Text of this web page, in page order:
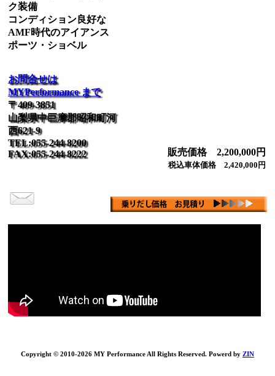
ク装備
コンディション良好な
AMF時代のアイアンス
ポーツ・ショベル
お問合せは
MYPerformance まで
〒409-3851
山梨県中巨摩郡昭和町河
西621-9
TEL:055-244-8200
FAX:055-244-8222
販売価格 2,200,000円
税込車体価格 2,420,000円
Copyright © 2010-2026 MY Performance All Rights Reserved. Powerd by ZIN